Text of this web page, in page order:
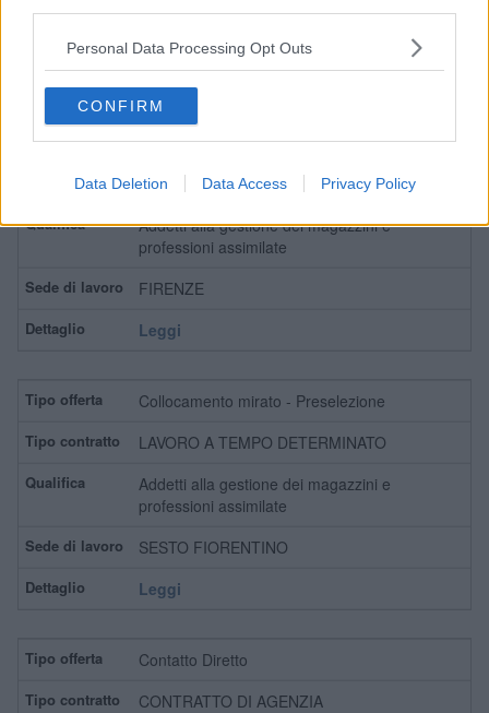
Personal Data Processing Opt Outs
CONFIRM
Data Deletion Data Access Privacy Policy
Leggi
Contatto Diretto
LAVORO A TEMPO DETERMINATO
Addetti alla gestione dei magazzini e
professioni assimilate
FIRENZE
Leggi
Collocamento mirato - Preselezione
LAVORO A TEMPO DETERMINATO
Addetti alla gestione dei magazzini e
professioni assimilate
SESTO FIORENTINO
Leggi
Contatto Diretto
CONTRATTO DI AGENZIA